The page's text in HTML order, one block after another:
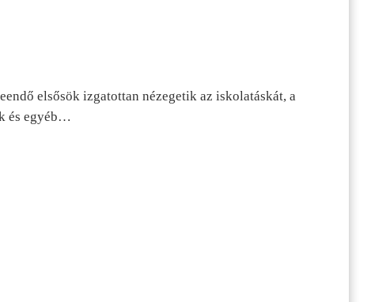
elsősök izgatottan nézegetik az iskolatáskát, a
és egyéb…